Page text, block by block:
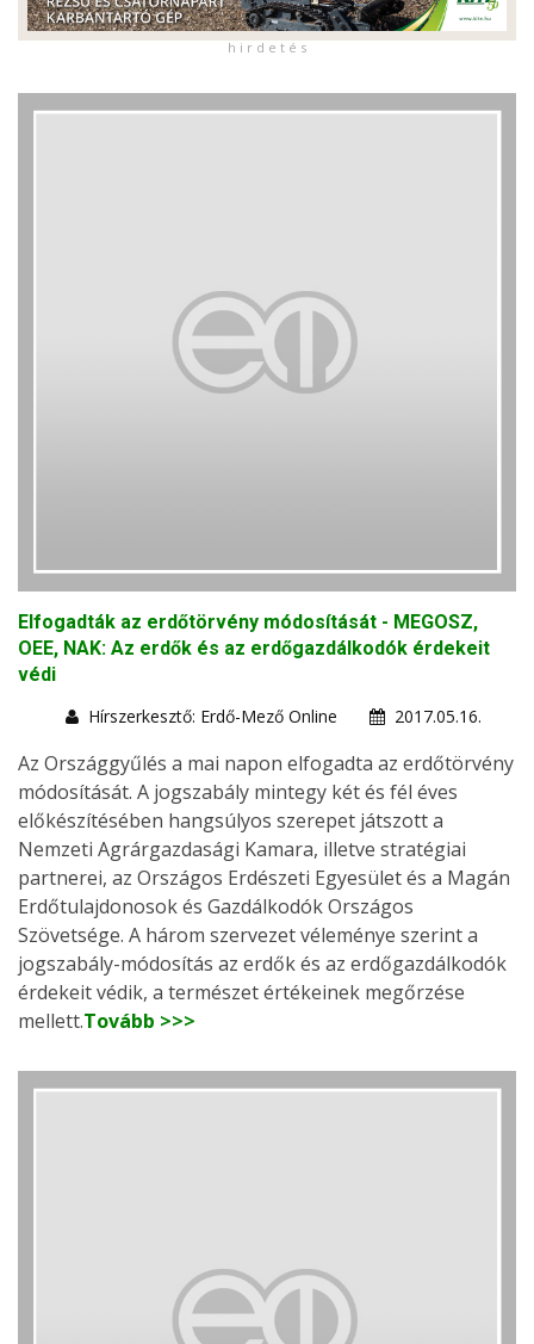
h i r d e t é s
Elfogadták az erdőtörvény módosítását - MEGOSZ,
OEE, NAK: Az erdők és az erdőgazdálkodók érdekeit
védi
Hírszerkesztő: Erdő-Mező Online
2017.05.16.
Az Országgyűlés a mai napon elfogadta az erdőtörvény
módosítását. A jogszabály mintegy két és fél éves
előkészítésében hangsúlyos szerepet játszott a
Nemzeti Agrárgazdasági Kamara, illetve stratégiai
partnerei, az Országos Erdészeti Egyesület és a Magán
Erdőtulajdonosok és Gazdálkodók Országos
Szövetsége. A három szervezet véleménye szerint a
jogszabály-módosítás az erdők és az erdőgazdálkodók
érdekeit védik, a természet értékeinek megőrzése
mellett.Tovább >>>